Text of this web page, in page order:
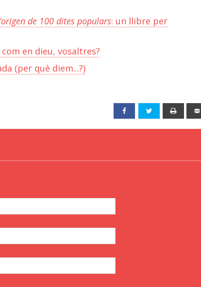
de 100 dites populars: un llibre per
com en dieu, vosaltres?
(per què diem...?)
Facebook Twitter